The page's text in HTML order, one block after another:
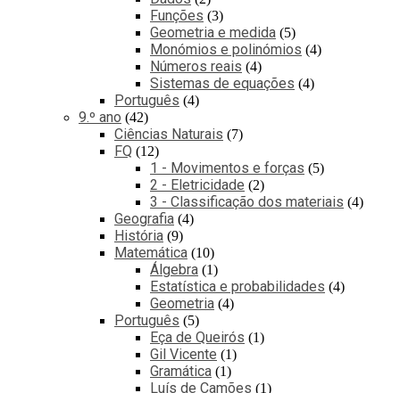
Funções 3
Geometria e medida 5
Monómios e polinómios 4
Números reais 4
Sistemas de equações 4
Português 4
9.º ano 42
Ciências Naturais 7
FQ 12
1 - Movimentos e forças 5
2 - Eletricidade 2
3 - Classificação dos materiais 4
Geografia 4
História 9
Matemática 10
Álgebra 1
Estatística e probabilidades 4
Geometria 4
Português 5
Eça de Queirós 1
Gil Vicente 1
Gramática 1
Luís de Camões 1